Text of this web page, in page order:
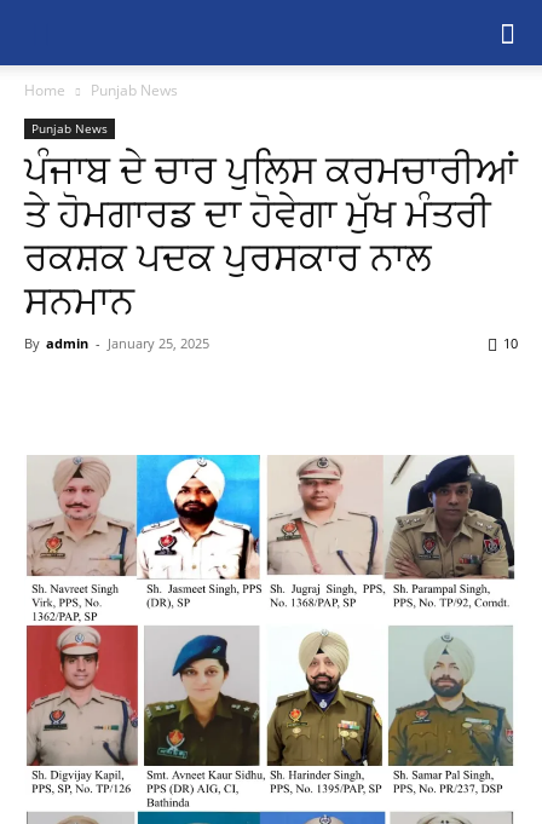
Home Punjab News
Punjab News
ਪੰਜਾਬ ਦੇ ਚਾਰ ਪੁਲਿਸ ਕਰਮਚਾਰੀਆਂ
ਤੇ ਹੋਮਗਾਰਡ ਦਾ ਹੋਵੇਗਾ ਮੁੱਖ ਮੰਤਰੀ
ਰਕਸ਼ਕ ਪਦਕ ਪੁਰਸਕਾਰ ਨਾਲ
ਸਨਮਾਨ
By admin - January 25, 2025 10